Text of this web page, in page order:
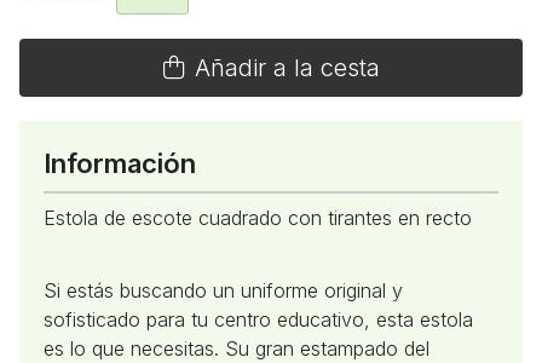
Añadir a la cesta
Información
Estola de escote cuadrado con tirantes en recto
Si estás buscando un uniforme original y
sofisticado para tu centro educativo, esta estola
es lo que necesitas. Su gran estampado del